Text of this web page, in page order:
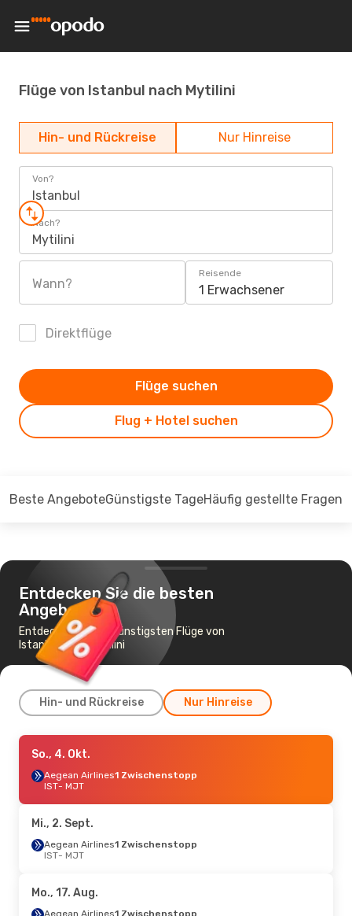
Flüge von Istanbul nach Mytilini
Hin- und Rückreise Nur Hinreise
Von?
Istanbul
Nach?
Mytilini
Wann?
Reisende
1 Erwachsener
Direktflüge
Flug + Hotel suchen
Flüge suchen
Beste AngeboteGünstigste TageHäufig gestellte Fragen
Entdecken Sie die besten
Angebote
Entdecken Sie die günstigsten Flüge von
Istanbul nach Mytilini
Hin- und Rückreise Nur Hinreise
Fr., 2. Okt.- So., 4. Okt.
Aegean Airlines
1 Zwischenstopp
Aegean Airlines
1 Zwischenstopp
MJT - IST
Aegean Airlines
1 Zwischenstopp
IST- MJT
So., 4. Okt.
Aegean Airlines1 Zwischenstopp
IST- MJT
Mi., 2. Sept.
Aegean Airlines1 Zwischenstopp
IST- MJT
Mo., 17. Aug.
Aegean Airlines1 Zwischenstopp